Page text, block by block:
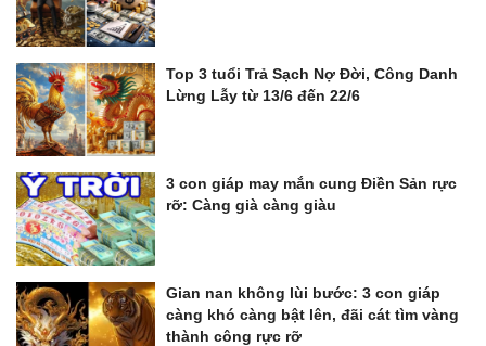
Top 3 tuổi Trả Sạch Nợ Đời, Công Danh
Lừng Lẫy từ 13/6 đến 22/6
3 con giáp may mắn cung Điền Sản rực
rỡ: Càng già càng giàu
Gian nan không lùi bước: 3 con giáp
càng khó càng bật lên, đãi cát tìm vàng
thành công rực rỡ